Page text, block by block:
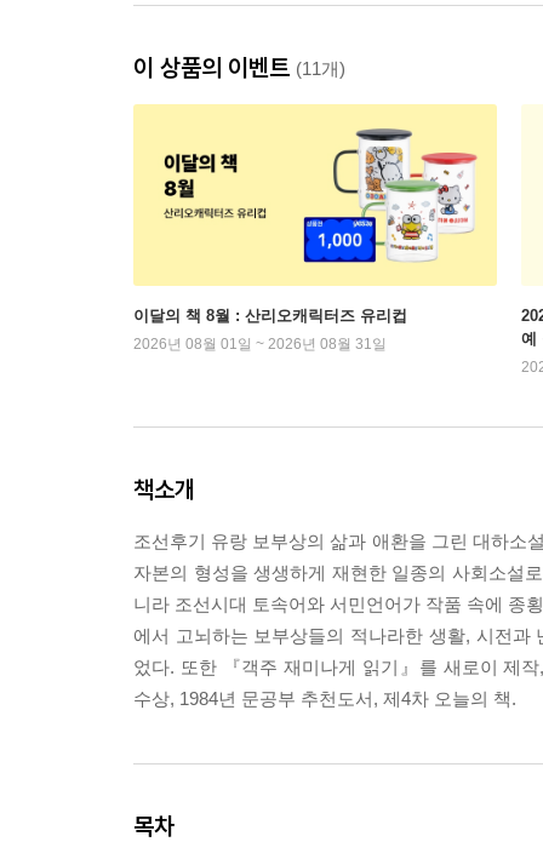
이 상품의 이벤트 (11개)
이달의 책 8월 : 산리오캐릭터즈 유리컵
2026년 08월 01일 ~ 2026년 08월 31일
예
책소개
조선후기 유랑 보부상의 삶과 애환을 그린 대하소
자본의 형성을 생생하게 재현한 일종의 사회소설
니라 조선시대 토속어와 서민언어가 작품 속에 종
에서 고뇌하는 보부상들의 적나라한 생활, 시전
었다. 또한 『객주 재미나게 읽기』를 새로이 제
수상, 1984년 문공부 추천도서, 제4차 오늘의 책.
목차